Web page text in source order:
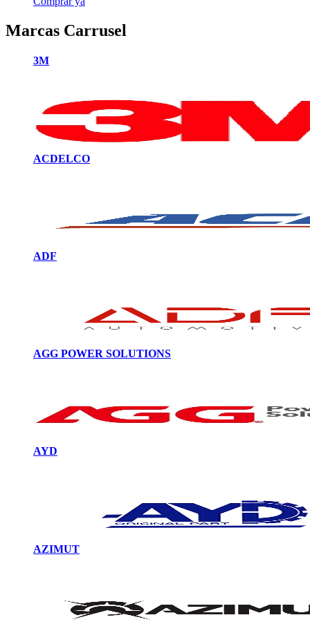
Marcas Carrusel
3M
ACDELCO
ADF
AGG POWER SOLUTIONS
AYD
AZIMUT